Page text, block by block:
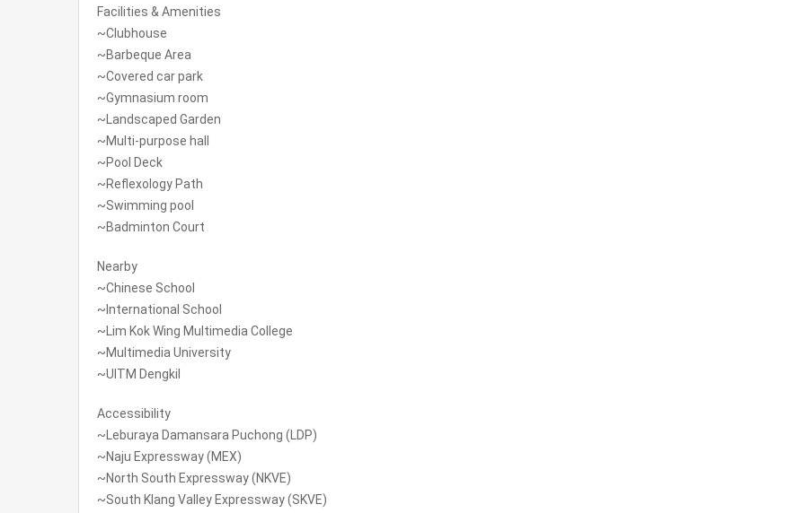
Facilities & Amenities
~Clubhouse
~Barbeque Area
~Covered car park
~Gymnasium room
~Landscaped Garden
~Multi-purpose hall
~Pool Deck
~Reflexology Path
~Swimming pool
~Badminton Court
Nearby
~Chinese School
~International School
~Lim Kok Wing Multimedia College
~Multimedia University
~UITM Dengkil
Accessibility
~Leburaya Damansara Puchong (LDP)
~Naju Expressway (MEX)
~North South Expressway (NKVE)
~South Klang Valley Expressway (SKVE)